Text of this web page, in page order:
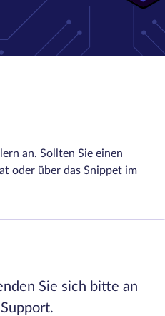
an. Sollten Sie einen
oder über das Snippet im
Sie sich bitte an